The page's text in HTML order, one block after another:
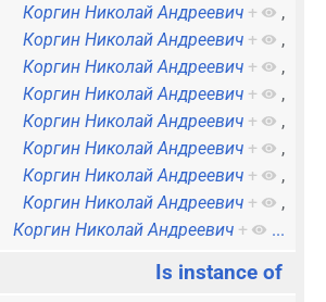
Коргин Николай Андреевич +
,
Коргин Николай Андреевич +
,
Коргин Николай Андреевич +
,
Коргин Николай Андреевич +
,
Коргин Николай Андреевич +
,
Коргин Николай Андреевич +
,
Коргин Николай Андреевич +
,
Коргин Николай Андреевич +
,
Коргин Николай Андреевич + ...
Is instance of